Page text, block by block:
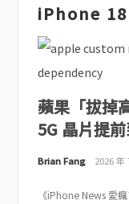
iPhone 18
蘋果「拔掉
5G 晶片提
Brian Fang 2026 年
《iPhone News 愛